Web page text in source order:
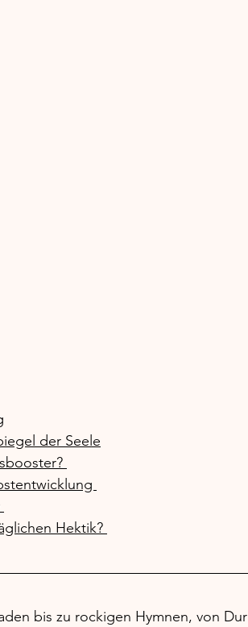
der Seele
Hektik?
bis zu rockigen Hymnen, von Dur